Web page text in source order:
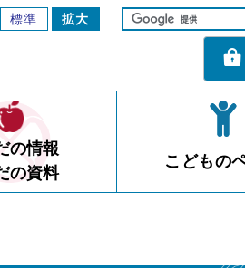
標準 拡大
の情報
の資料
こどもの